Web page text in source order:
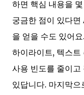
하면 핵심 내용을
궁금한 점이 있다
을 얻을 수도 있어
하이라이트, 텍스
사용 빈도를 줄이고
있답니다. 마지막